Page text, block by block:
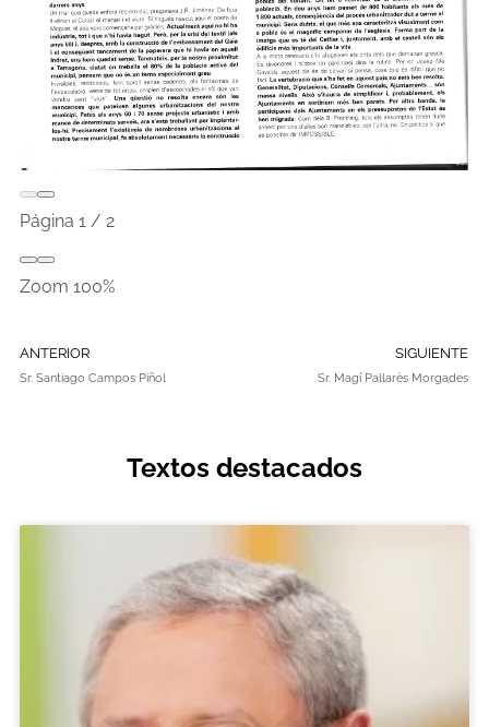
Página 1 / 2
Zoom 100%
ANTERIOR
Sr. Santiago Campos Piñol
SIGUIENTE
Sr. Magí Pallarès Morgades
Textos destacados